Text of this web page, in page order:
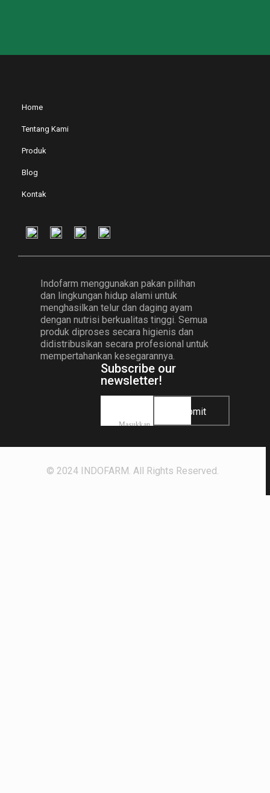
Home
Tentang Kami
Produk
Blog
Kontak
Indofarm menggunakan pakan pilihan
dan lingkungan hidup alami untuk
menghasilkan telur dan daging ayam
dengan nutrisi berkualitas tinggi. Semua
produk diproses secara higienis dan
didistribusikan secara profesional untuk
mempertahankan kesegarannya.
Subscribe our
newsletter!
Submit
© 2024 INDOFARM. All Rights Reserved.